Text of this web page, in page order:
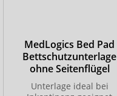
MedLogics Bed Pad
Bettschutzunterlage
ohne Seitenflügel
Unterlage ideal bei